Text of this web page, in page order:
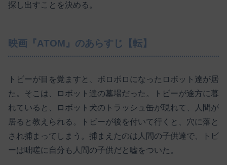
探し出すことを決める。
映画『ATOM』のあらすじ【転】
トビーが目を覚ますと、ボロボロになったロボット達が居
た。そこは、ロボット達の墓場だった。トビーが途方に暮
れていると、ロボット犬のトラッシュ缶が現れて、人間が
居ると教えられる。トビーが後を付いて行くと、穴に落と
され捕まってしまう。捕まえたのは人間の子供達で、トビ
ーは咄嗟に自分も人間の子供だと嘘をついた。